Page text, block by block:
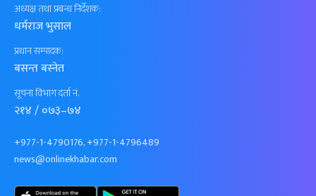
अध्यक्ष तथा प्रबन्ध निर्देशक:
धर्मराज भुसाल
प्रधान सम्पादक:
बसन्त बस्नेत
सूचना विभाग दर्ता नं.
२१४ / ०७३–७४
+977-1-4790176, +977-1-4796489
news@onlinekhabar.com